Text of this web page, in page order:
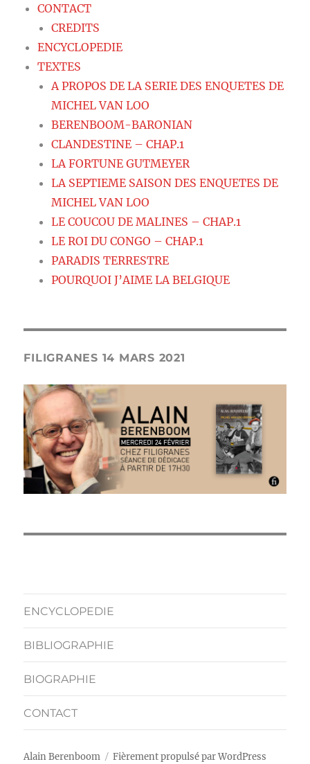
CONTACT
CREDITS
ENCYCLOPEDIE
TEXTES
A PROPOS DE LA SERIE DES ENQUETES DE
MICHEL VAN LOO
BERENBOOM-BARONIAN
CLANDESTINE – CHAP.1
LA FORTUNE GUTMEYER
LA SEPTIEME SAISON DES ENQUETES DE
MICHEL VAN LOO
LE COUCOU DE MALINES – CHAP.1
LE ROI DU CONGO – CHAP.1
PARADIS TERRESTRE
POURQUOI J’AIME LA BELGIQUE
FILIGRANES 14 MARS 2021
ENCYCLOPEDIE
BIBLIOGRAPHIE
BIOGRAPHIE
CONTACT
Alain Berenboom Fièrement propulsé par WordPress